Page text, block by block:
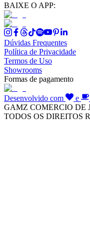
BAIXE O APP:
Dúvidas Frequentes
Política de Privacidade
Termos de Uso
Showrooms
Formas de pagamento
Desenvolvido com e
GAMZ COMERCIO DE
TODOS OS DIREITOS